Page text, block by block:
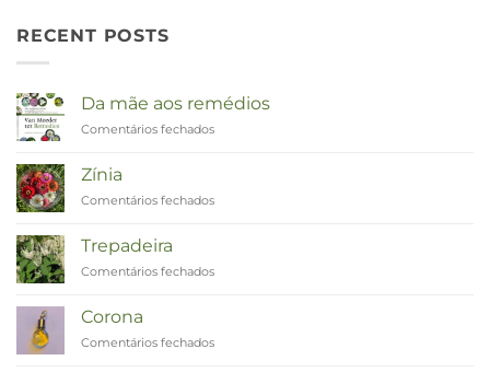
RECENT POSTS
Da mãe aos remédios
Comentários fechados
Zínia
Comentários fechados
Trepadeira
Comentários fechados
Corona
Comentários fechados